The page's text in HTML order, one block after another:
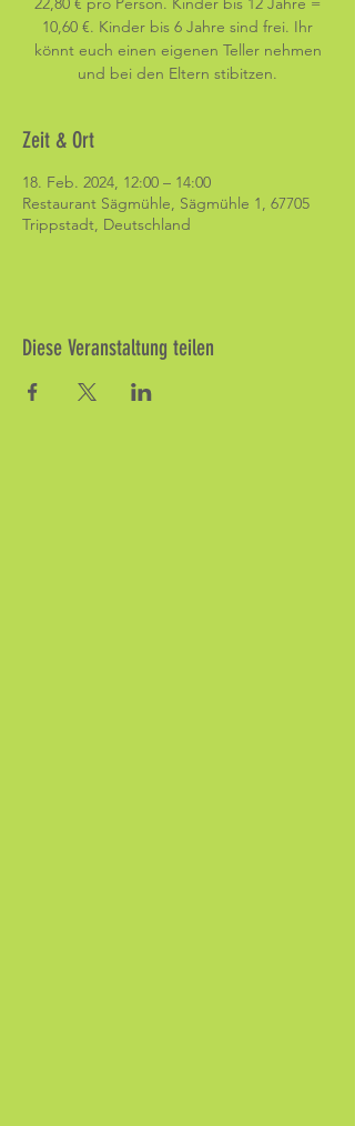
10,60 €. Kinder bis 6 Jahre sind frei. Ihr
könnt euch einen eigenen Teller nehmen
und bei den Eltern stibitzen.
Zeit & Ort
18. Feb. 2024, 12:00 – 14:00
Restaurant Sägmühle, Sägmühle 1, 67705
Trippstadt, Deutschland
Diese Veranstaltung teilen